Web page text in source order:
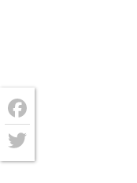
Facebook
Twitter